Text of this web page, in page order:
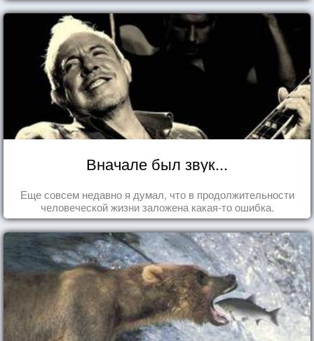
Вначале был звук...
Еще совсем недавно я думал, что в продолжительности
человеческой жизни заложена какая-то ошибка.